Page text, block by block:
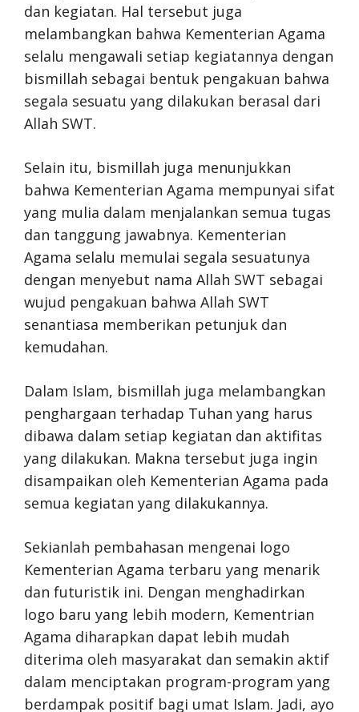
dan kegiatan. Hal tersebut juga
melambangkan bahwa Kementerian Agama
selalu mengawali setiap kegiatannya dengan
bismillah sebagai bentuk pengakuan bahwa
segala sesuatu yang dilakukan berasal dari
Allah SWT.
Selain itu, bismillah juga menunjukkan
bahwa Kementerian Agama mempunyai sifat
yang mulia dalam menjalankan semua tugas
dan tanggung jawabnya. Kementerian
Agama selalu memulai segala sesuatunya
dengan menyebut nama Allah SWT sebagai
wujud pengakuan bahwa Allah SWT
senantiasa memberikan petunjuk dan
kemudahan.
Dalam Islam, bismillah juga melambangkan
penghargaan terhadap Tuhan yang harus
dibawa dalam setiap kegiatan dan aktifitas
yang dilakukan. Makna tersebut juga ingin
disampaikan oleh Kementerian Agama pada
semua kegiatan yang dilakukannya.
Sekianlah pembahasan mengenai logo
Kementerian Agama terbaru yang menarik
dan futuristik ini. Dengan menghadirkan
logo baru yang lebih modern, Kementrian
Agama diharapkan dapat lebih mudah
diterima oleh masyarakat dan semakin aktif
dalam menciptakan program-program yang
berdampak positif bagi umat Islam. Jadi, ayo